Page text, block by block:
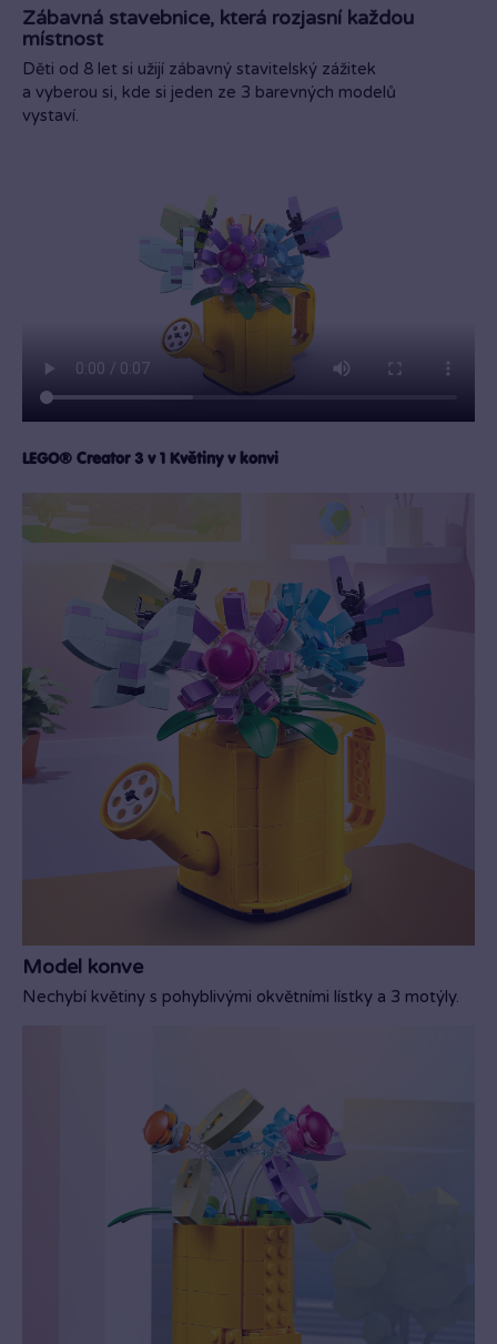
Zábavná stavebnice, která rozjasní každou
místnost
Děti od 8 let si užijí zábavný stavitelský zážitek
a vyberou si, kde si jeden ze 3 barevných modelů
vystaví.
LEGO® Creator 3 v 1 Květiny v konvi
Model konve
Nechybí květiny s pohyblivými okvětními lístky a 3 motýly.